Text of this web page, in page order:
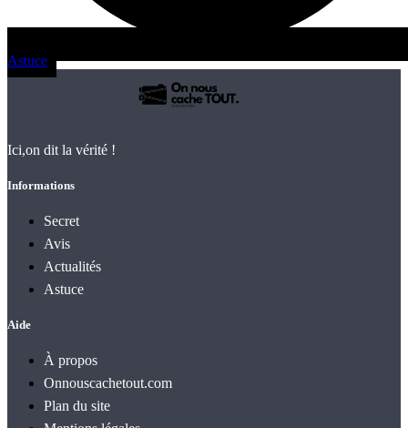
Astuce
Ici,on dit la vérité !
Informations
Secret
Avis
Actualités
Astuce
Aide
À propos
Onnouscachetout.com
Plan du site